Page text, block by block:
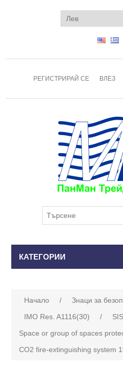
РЕГИСТРИРАЙ СЕ ВЛЕЗ
КАТЕГОРИИ
Начало / Знаци за
IMO Res. A1116(30)
/ SIS
Space or group of spaces
CO2 fire-extinguishing system